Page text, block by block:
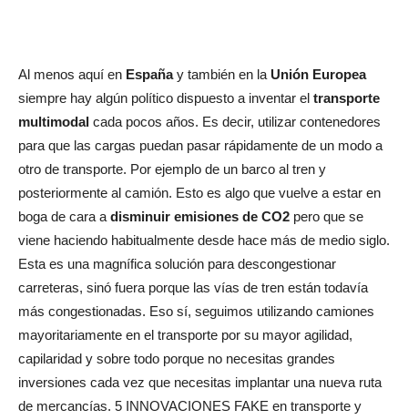
Al menos aquí en Españay también en la Unión Europea
siempre hay algún político dispuesto a inventar el transporte
multimodal cada pocos años. Es decir, utilizar contenedores
para que las cargas puedan pasar rápidamente de un modo a
otro de transporte. Por ejemplo de un barco al tren y
posteriormente al camión. Esto es algo que vuelve a estar en
boga de cara a disminuir emisiones de CO2 pero que se
viene haciendo habitualmente desde hace más de medio siglo.
Esta es una magnífica solución para descongestionar
carreteras, sinó fuera porque las vías de tren están todavía
más congestionadas. Eso sí, seguimos utilizando camiones
mayoritariamente en el transporte por su mayor agilidad,
capilaridad y sobre todo porque no necesitas grandes
inversiones cada vez que necesitas implantar una nueva ruta
de mercancías. 5 INNOVACIONES FAKE en transporte y